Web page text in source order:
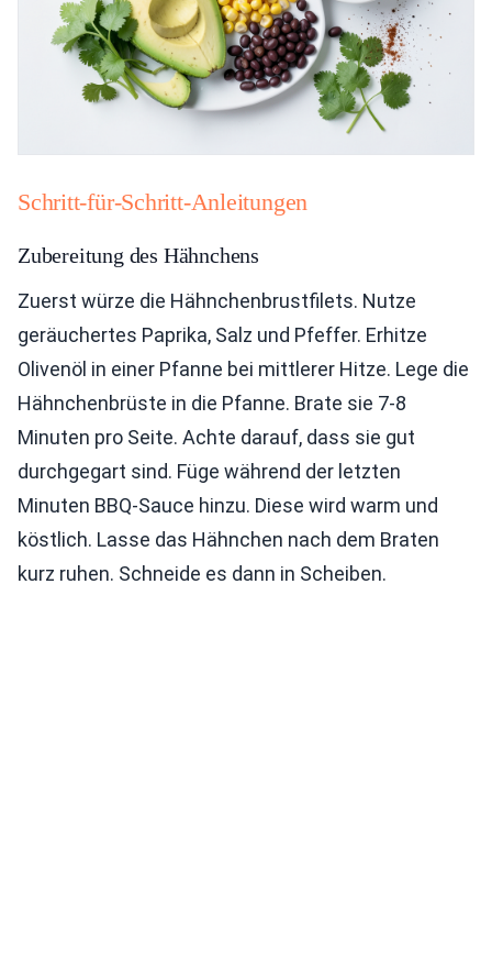
Schritt-für-Schritt-Anleitungen
Zubereitung des Hähnchens
Zuerst würze die Hähnchenbrustfilets. Nutze
geräuchertes Paprika, Salz und Pfeffer. Erhitze
Olivenöl in einer Pfanne bei mittlerer Hitze. Lege die
Hähnchenbrüste in die Pfanne. Brate sie 7-8
Minuten pro Seite. Achte darauf, dass sie gut
durchgegart sind. Füge während der letzten
Minuten BBQ-Sauce hinzu. Diese wird warm und
köstlich. Lasse das Hähnchen nach dem Braten
kurz ruhen. Schneide es dann in Scheiben.